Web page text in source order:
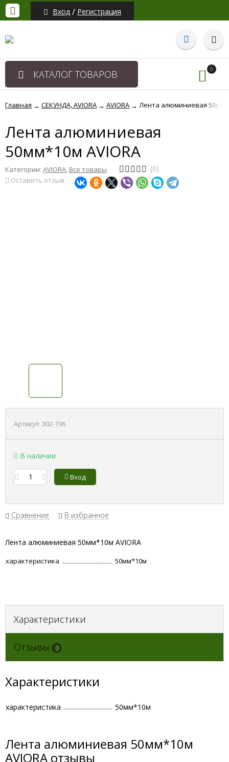
Вход / Регистрация
КАТАЛОГ ТОВАРОВ 0
Главная → СЕКУНДА, AVIORA → AVIORA → Лента алюминиевая
Лента алюминиевая
50мм*10м AVIORA
Категории: AVIORA Все товары (0)
Оставить отзыв
Артикул: 302-196
В наличии
Вход
Сравнение В избранное
Лента алюминиевая 50мм*10м AVIORA
характеристика 50мм*10м
Характеристики
Отзывы 0
Характеристики
характеристика 50мм*10м
Лента алюминиевая 50мм*10м
AVIORA отзывы